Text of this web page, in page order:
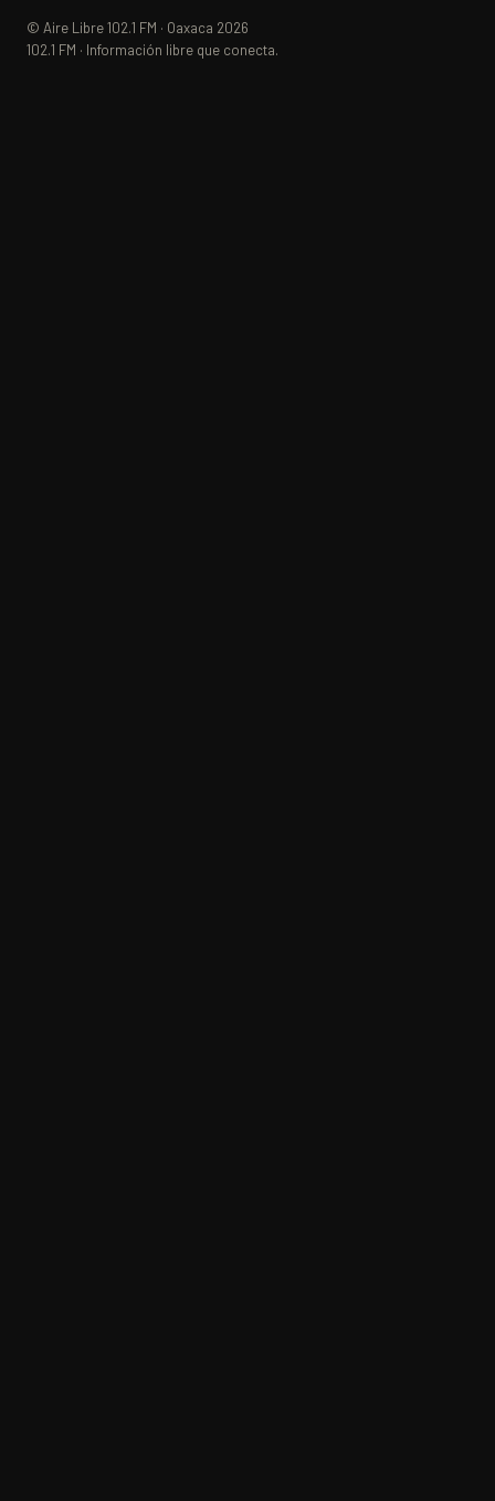
© Aire Libre 102.1 FM · Oaxaca 2026
102.1 FM · Información libre que conecta.